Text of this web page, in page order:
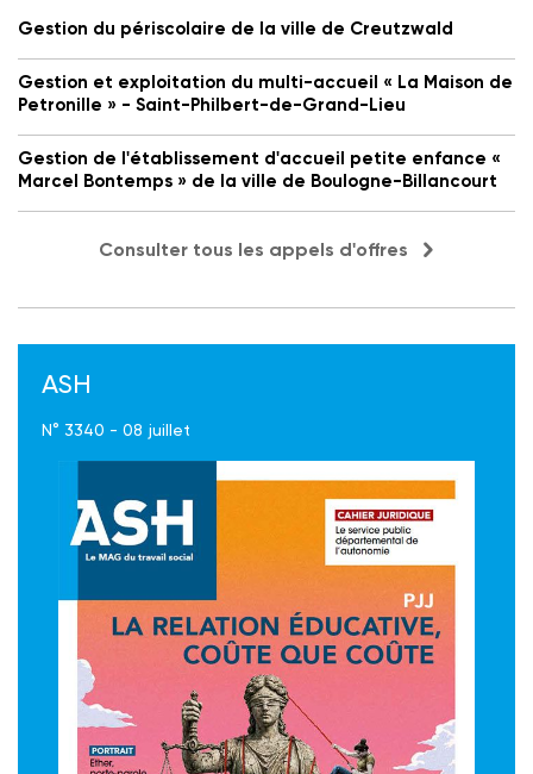
Gestion du périscolaire de la ville de Creutzwald
Gestion et exploitation du multi-accueil « La Maison de
Petronille » - Saint-Philbert-de-Grand-Lieu
Gestion de l'établissement d'accueil petite enfance «
Marcel Bontemps » de la ville de Boulogne-Billancourt
Consulter tous les appels d'offres
ASH
N° 3340 - 08 juillet